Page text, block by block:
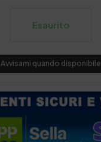
Esaurito
Avvisami quando disponibile